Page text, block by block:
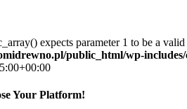
expects parameter 1 to be a
public_html/wp-
Your Platform!